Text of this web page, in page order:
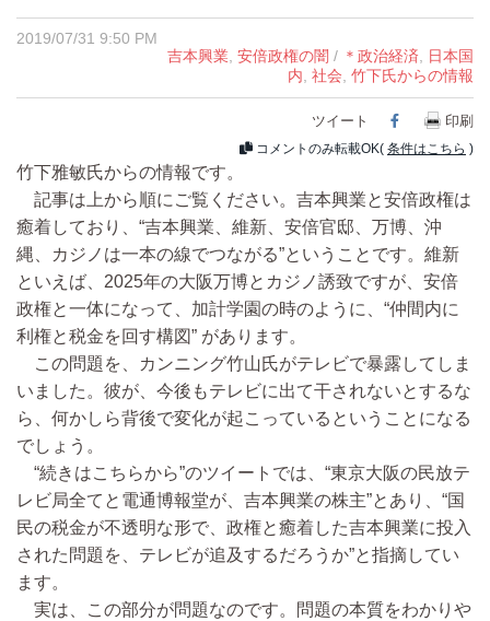
2019/07/31 9:50 PM
吉本興業, 安倍政権の闇 / ＊政治経済, 日本国
内, 社会, 竹下氏からの情報
ツイート Facebook
印刷
コメントのみ転載OK( 条件はこちら )
竹下雅敏氏からの情報です。
記事は上から順にご覧ください。吉本興業と安倍政権は
癒着しており、“吉本興業、維新、安倍官邸、万博、沖
縄、カジノは一本の線でつながる”ということです。維新
といえば、2025年の大阪万博とカジノ誘致ですが、安倍
政権と一体になって、加計学園の時のように、“仲間内に
利権と税金を回す構図” があります。
この問題を、カンニング竹山氏がテレビで暴露してしま
いました。彼が、今後もテレビに出て干されないとするな
ら、何かしら背後で変化が起こっているということになる
でしょう。
“続きはこちらから”のツイートでは、“東京大阪の民放テ
レビ局全てと電通博報堂が、吉本興業の株主”とあり、“国
民の税金が不透明な形で、政権と癒着した吉本興業に投入
された問題を、テレビが追及するだろうか”と指摘してい
ます。
実は、この部分が問題なのです。問題の本質をわかりや